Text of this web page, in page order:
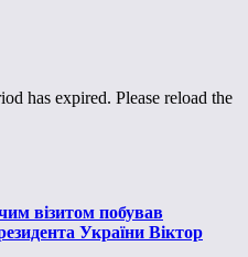
has expired. Please reload the
візитом побував
України Віктор